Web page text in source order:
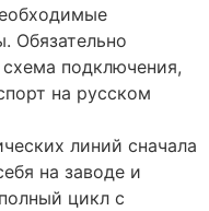
Обязательно
подключения,
на русском
линий сначала
на заводе и
цикл с